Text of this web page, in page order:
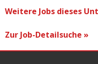
Weitere Jobs dieses
Zur Job-Detailsuche »